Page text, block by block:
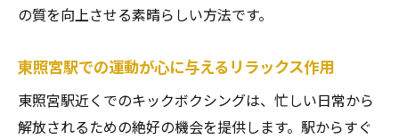
の質を向上させる素晴らしい方法です。
東照宮駅での運動が心に与えるリラックス作用
東照宮駅近くでのキックボクシングは、忙しい日常から
解放されるための絶好の機会を提供します。駅からすぐ